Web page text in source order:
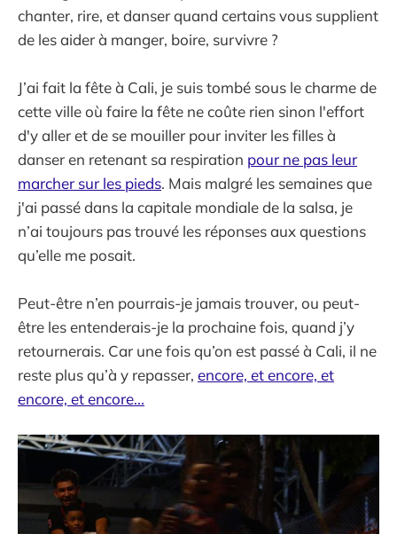
chanter, rire, et danser quand certains vous supplient
de les aider à manger, boire, survivre ?
J’ai fait la fête à Cali, je suis tombé sous le charme de
cette ville où faire la fête ne coûte rien sinon l'effort
d'y aller et de se mouiller pour inviter les filles à
danser en retenant sa respiration pour ne pas leur
marcher sur les pieds. Mais malgré les semaines que
j'ai passé dans la capitale mondiale de la salsa, je
n’ai toujours pas trouvé les réponses aux questions
qu’elle me posait.
Peut-être n’en pourrais-je jamais trouver, ou peut-
être les entenderais-je la prochaine fois, quand j’y
retournerais. Car une fois qu’on est passé à Cali, il ne
reste plus qu’à y repasser, encore, et encore, et
encore, et encore...